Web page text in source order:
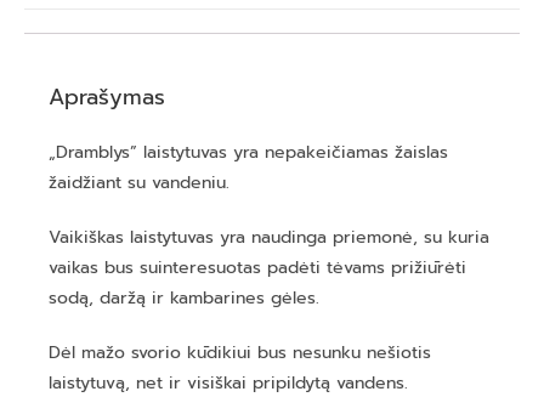
Aprašymas
„Dramblys” laistytuvas yra nepakeičiamas žaislas
žaidžiant su vandeniu.
Vaikiškas laistytuvas yra naudinga priemonė, su kuria
vaikas bus suinteresuotas padėti tėvams prižiūrėti
sodą, daržą ir kambarines gėles.
Dėl mažo svorio kūdikiui bus nesunku nešiotis
laistytuvą, net ir visiškai pripildytą vandens.